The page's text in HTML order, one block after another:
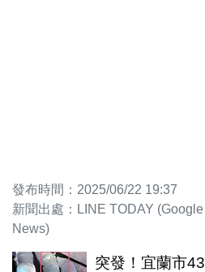
發布時間：2025/06/22 19:37
新聞出處：LINE TODAY (Google
News)
突發！宜蘭市